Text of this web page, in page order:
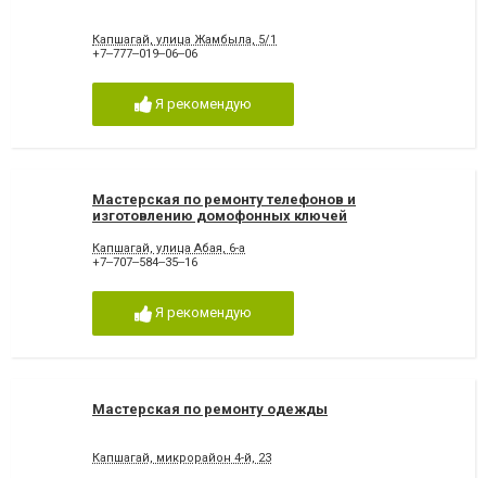
Капшагай, улица Жамбыла, 5/1
+7‒777‒019‒06‒06
Я рекомендую
Мастерская по ремонту телефонов и
изготовлению домофонных ключей
Капшагай, улица Абая, 6-а
+7‒707‒584‒35‒16
Я рекомендую
Мастерская по ремонту одежды
Капшагай, микрорайон 4-й, 23